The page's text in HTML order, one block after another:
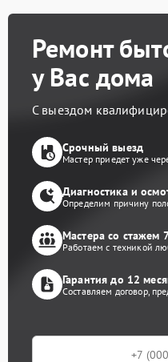
Ремонт
у Вас дома
С выездом
Срочный выезд
Мастер приедет уже
Диагностика и
Определим причину
Мастера со стажем
Работаем с техникой
Гарантия до 12
Составляем договор,